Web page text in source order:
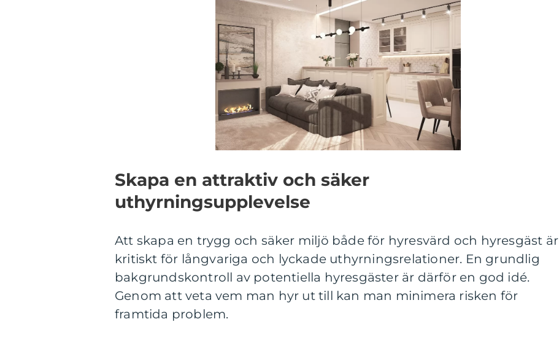
Skapa en attraktiv och säker
uthyrningsupplevelse
Att skapa en trygg och säker miljö både för hyresvärd och hyresgäst är
kritiskt för långvariga och lyckade uthyrningsrelationer. En grundlig
bakgrundskontroll av potentiella hyresgäster är därför en god idé.
Genom att veta vem man hyr ut till kan man minimera risken för
framtida problem.